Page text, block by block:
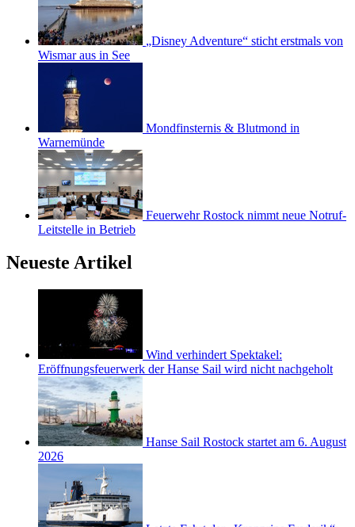
„Disney Adventure“ sticht erstmals von
Wismar aus in See
Mondfinsternis & Blutmond in
Warnemünde
Feuerwehr Rostock nimmt neue Notruf-
Leitstelle in Betrieb
Neueste Artikel
Wind verhindert Spektakel:
Eröffnungsfeuerwerk der Hanse Sail wird nicht nachgeholt
Hanse Sail Rostock startet am 6. August
2026